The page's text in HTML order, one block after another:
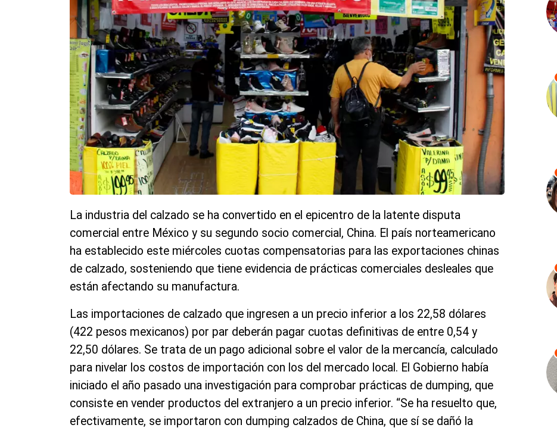
La industria del calzado se ha convertido en el epicentro de la latente disputa
comercial entre México y su segundo socio comercial, China. El país norteamericano
ha establecido este miércoles cuotas compensatorias para las exportaciones chinas
de calzado, sosteniendo que tiene evidencia de prácticas comerciales desleales que
están afectando su manufactura.
Las importaciones de calzado que ingresen a un precio inferior a los 22,58 dólares
(422 pesos mexicanos) por par deberán pagar cuotas definitivas de entre 0,54 y
22,50 dólares. Se trata de un pago adicional sobre el valor de la mercancía, calculado
para nivelar los costos de importación con los del mercado local. El Gobierno había
iniciado el año pasado una investigación para comprobar prácticas de dumping, que
consiste en vender productos del extranjero a un precio inferior. “Se ha resuelto que,
efectivamente, se importaron con dumping calzados de China, que sí se dañó la